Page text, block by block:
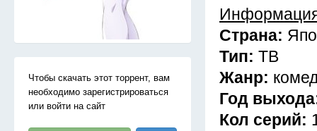
Чтобы скачать этот торрент, вам
необходимо зарегистрироваться
или войти на сайт
Страна:
Тип: ТВ
Жанр:
Год
Кол серий: